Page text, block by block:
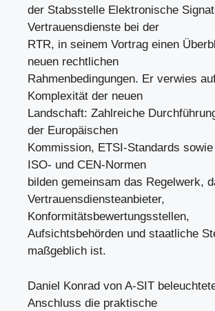
der Stabsstelle Elektronische
Vertrauensdienste bei der
RTR, in seinem Vortrag einen
neuen rechtlichen
Rahmenbedingungen. Er verwies
Komplexität der neuen
Landschaft: Zahlreiche
der Europäischen
Kommission, ETSI-Standards
ISO- und CEN-Normen
bilden gemeinsam das Regelwerk,
Vertrauensdiensteanbieter,
Konformitätsbewertungsstellen,
Aufsichtsbehörden und staatliche
maßgeblich ist.
Daniel Konrad von A-SIT
Anschluss die praktische